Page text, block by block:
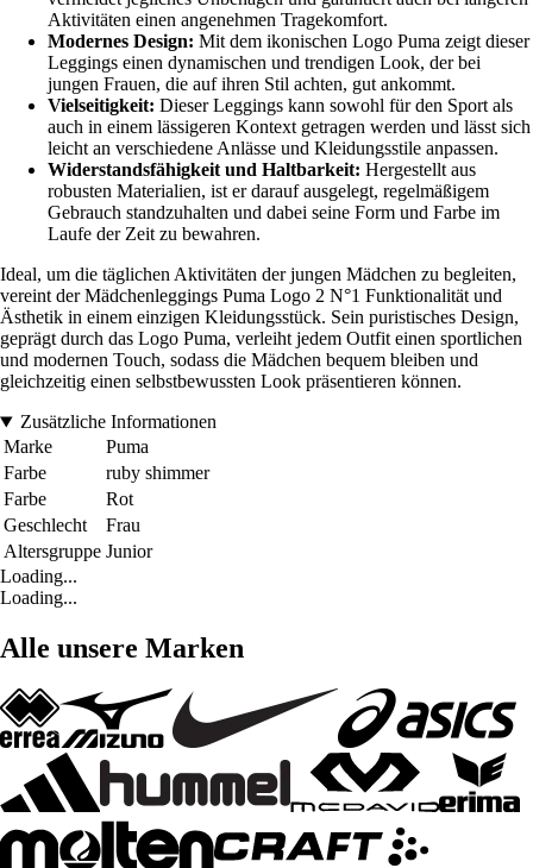
Aktivitäten einen angenehmen Tragekomfort.
Modernes Design: Mit dem ikonischen Logo Puma zeigt dieser
Leggings einen dynamischen und trendigen Look, der bei
jungen Frauen, die auf ihren Stil achten, gut ankommt.
Vielseitigkeit: Dieser Leggings kann sowohl für den Sport als
auch in einem lässigeren Kontext getragen werden und lässt sich
leicht an verschiedene Anlässe und Kleidungsstile anpassen.
Widerstandsfähigkeit und Haltbarkeit: Hergestellt aus
robusten Materialien, ist er darauf ausgelegt, regelmäßigem
Gebrauch standzuhalten und dabei seine Form und Farbe im
Laufe der Zeit zu bewahren.
Ideal, um die täglichen Aktivitäten der jungen Mädchen zu begleiten,
vereint der Mädchenleggings Puma Logo 2 N°1 Funktionalität und
Ästhetik in einem einzigen Kleidungsstück. Sein puristisches Design,
geprägt durch das Logo Puma, verleiht jedem Outfit einen sportlichen
und modernen Touch, sodass die Mädchen bequem bleiben und
gleichzeitig einen selbstbewussten Look präsentieren können.
Zusätzliche Informationen
Marke
Puma
Farbe
ruby shimmer
Farbe
Rot
Geschlecht
Frau
Altersgruppe Junior
Loading...
Loading...
Alle unsere Marken